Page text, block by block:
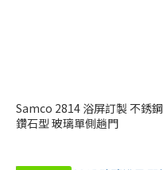
Samco 2814 浴屏訂製 不銹鋼
鑽石型 玻璃單側趟門